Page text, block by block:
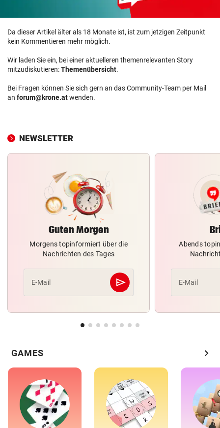
Da dieser Artikel älter als 18 Monate ist, ist zum jetzigen Zeitpunkt
kein Kommentieren mehr möglich.
Wir laden Sie ein, bei einer aktuelleren themenrelevanten Story
mitzudiskutieren:Themenübersicht.
Bei Fragen können Sie sich gern an das Community-Team per Mail
an forum@krone.atwenden.
NEWSLETTER
Guten Morgen
Morgens topinformiert über die
Nachrichten des Tages
E-Mail send
Abschicken
Abends
E-Mail
GAMES chevron_right